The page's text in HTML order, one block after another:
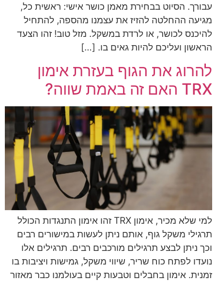
עבורך. הסיוט בבחירת מאמן כושר אישי: ראשית כל,
מגיעה ההחלטה להזיז את עצמנו מהספה, להתחיל
להיכנס לכושר, או לרדת במשקל. מזל טוב! זהו הצעד
הראשון ועליכם להיות גאים בו. […]
להרוג את הגוף בעזרת אימון
TRX האם זה באמת שווה?
למי שלא מכיר, אימון TRX זהו אימון התנגדות הכולל
תרגילי משקל גוף, אותם ניתן לעשות במישורים רבים
וכך ניתן לבצע תרגילים מורכבים רבים. תרגילים אלו
נועדו לפתח כוח שריר, שיווי משקל, גמישות ויציבות בו
זמנית. אימון בחבלים וטבעות קיים בעולמנו כבר מאזור